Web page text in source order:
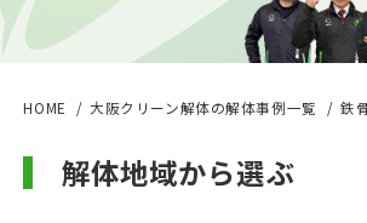
HOME 大阪クリーン解体の解体事例一覧 鉄
解体地域から選ぶ